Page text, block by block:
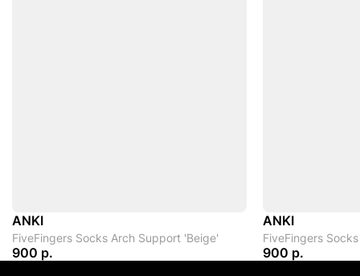
ANKI
FiveFingers Socks Arch Support 'Beige'
900 р.
ANKI
FiveFingers
900 р.